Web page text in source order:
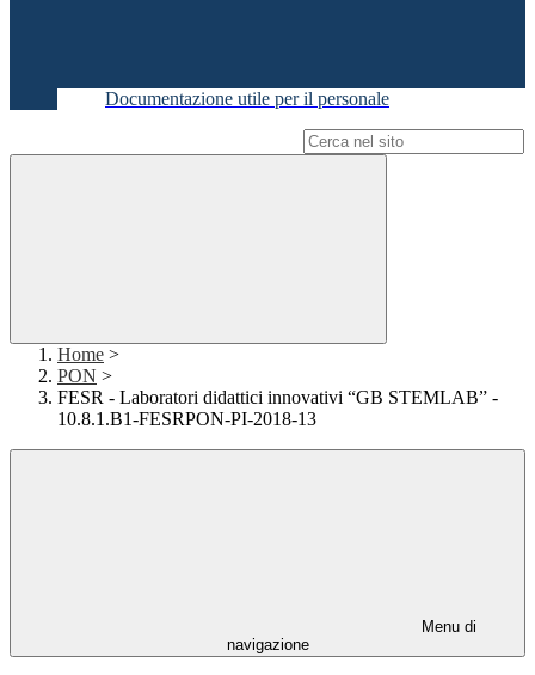
Documentazione utile per il personale
Home >
PON >
FESR - Laboratori didattici innovativi “GB STEMLAB” -
10.8.1.B1-FESRPON-PI-2018-13
Menu di
navigazione